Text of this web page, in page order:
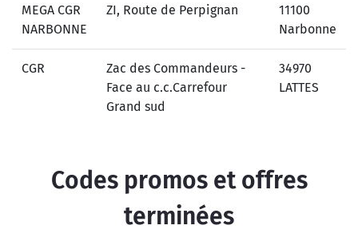
MEGA CGR
NARBONNE
ZI, Route de Perpignan
11100
Narbonne
CGR
Zac des Commandeurs -
Face au c.c.Carrefour
Grand sud
34970
LATTES
Codes promos et offres
terminées